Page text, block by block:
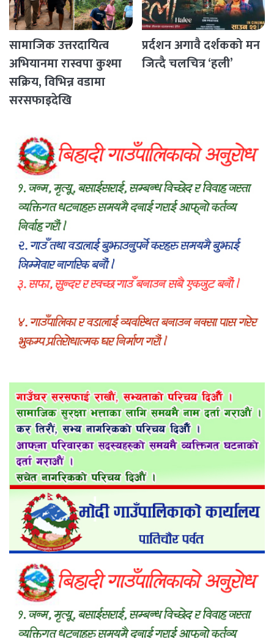
सामाजिक उत्तरदायित्व
अभियानमा रास्वपा कुश्मा
सक्रिय, विभिन्न वडामा
सरसफाइदेखि
प्रर्दशन अगावै दर्शकको मन
जित्दै चलचित्र ‘हली’